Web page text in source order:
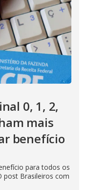
0, 1, 2,
mais
benefício
para todos os
post Brasileiros com